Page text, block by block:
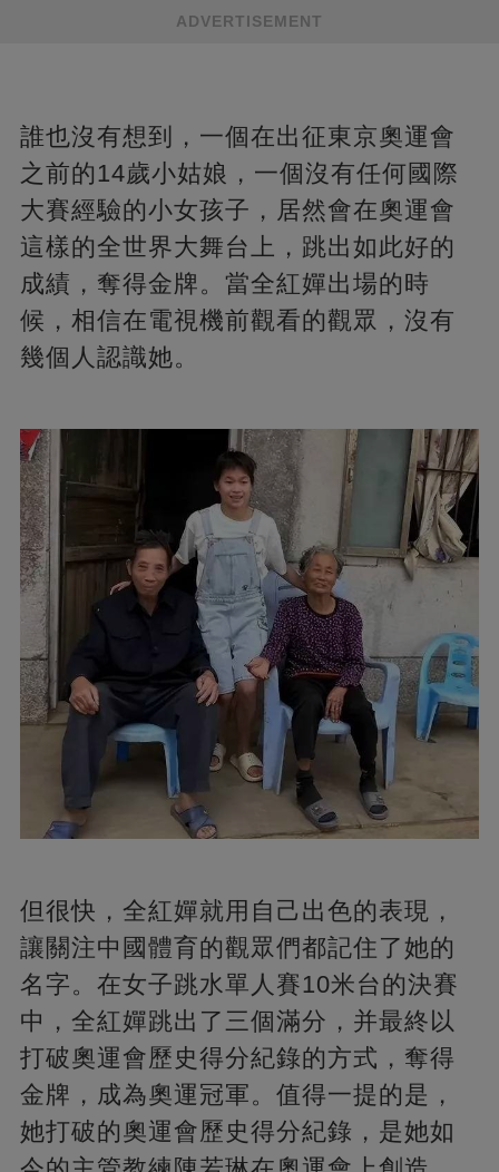
ADVERTISEMENT
誰也沒有想到，一個在出征東京奧運會
之前的14歲小姑娘，一個沒有任何國際
大賽經驗的小女孩子，居然會在奧運會
這樣的全世界大舞台上，跳出如此好的
成績，奪得金牌。當全紅嬋出場的時
候，相信在電視機前觀看的觀眾，沒有
幾個人認識她。
但很快，全紅嬋就用自己出色的表現，
讓關注中國體育的觀眾們都記住了她的
名字。在女子跳水單人賽10米台的決賽
中，全紅嬋跳出了三個滿分，并最終以
打破奧運會歷史得分紀錄的方式，奪得
金牌，成為奧運冠軍。值得一提的是，
她打破的奧運會歷史得分紀錄，是她如